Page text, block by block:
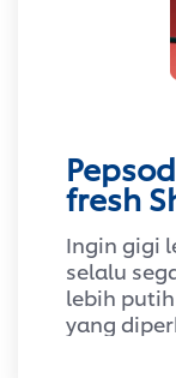
fresh
Ingin gigi
selalu
lebih
yang